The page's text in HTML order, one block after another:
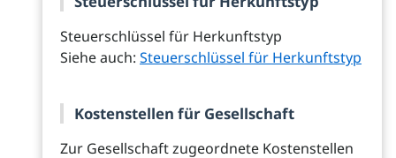
Steuerschlüssel für Herkunftstyp
Siehe auch: Steuerschlüssel für Herkunftstyp
Kostenstellen für Gesellschaft
Zur Gesellschaft zugeordnete Kostenstellen